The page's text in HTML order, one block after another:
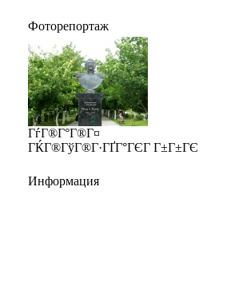
Фоторепортаж
ГѓГ®Г°Г®Г¤
ГЌГ®ГўГ®Г·ГҐГ°ГЄГ Г±Г±ГЄ
Информация